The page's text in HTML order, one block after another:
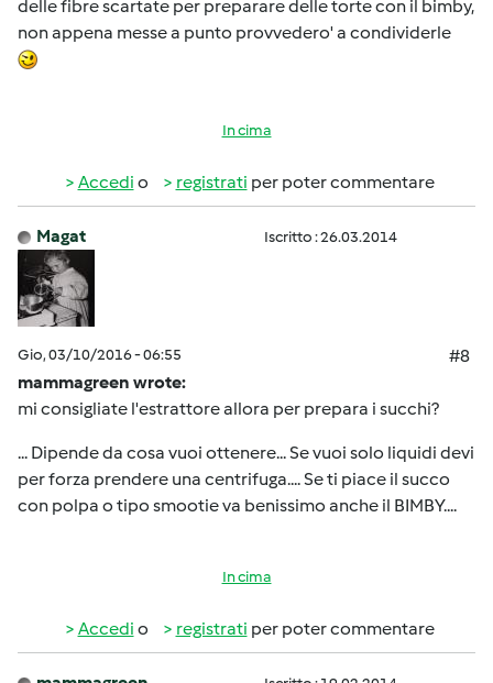
delle fibre scartate per preparare delle torte con il bimby,
non appena messe a punto provvedero' a condividerle
In cima
Accedi o registrati per poter commentare
Magat Iscritto : 26.03.2014
Gio, 03/10/2016 - 06:55
#8
mammagreen wrote:
mi consigliate l'estrattore allora per prepara i succhi?
... Dipende da cosa vuoi ottenere... Se vuoi solo liquidi devi
per forza prendere una centrifuga.... Se ti piace il succo
con polpa o tipo smootie va benissimo anche il BIMBY....
In cima
Accedi o registrati per poter commentare